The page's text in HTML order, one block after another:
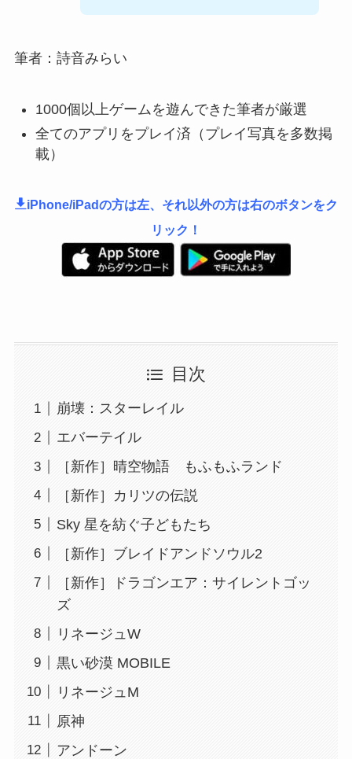
筆者：詩音みらい
1000個以上ゲームを遊んできた筆者が厳選
全てのアプリをプレイ済（プレイ写真を多数掲
載）
iPhone/iPadの方は左、それ以外の方は右のボタンをク
リック！
目次
崩壊：スターレイル
エバーテイル
［新作］晴空物語 もふもふランド
［新作］カリツの伝説
Sky 星を紡ぐ子どもたち
［新作］ブレイドアンドソウル2
［新作］ドラゴンエア：サイレントゴッ
ズ
リネージュW
黒い砂漠 MOBILE
リネージュM
原神
アンドーン